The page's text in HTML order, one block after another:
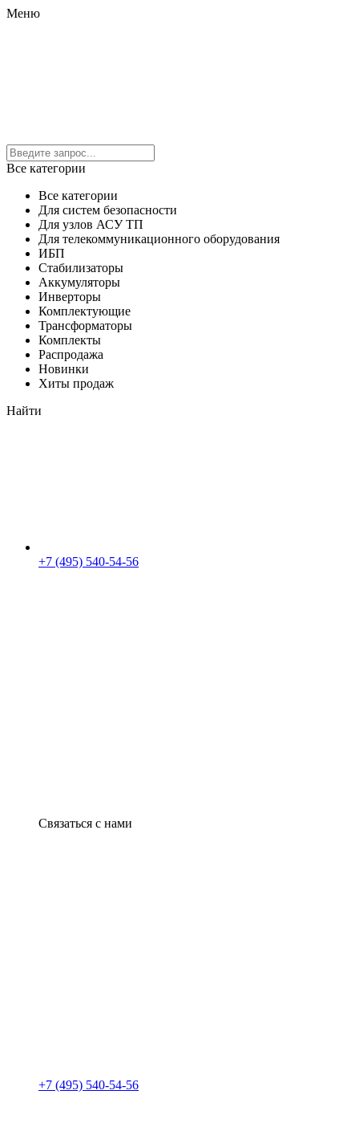
Меню
Все категории
Все категории
Для систем безопасности
Для узлов АСУ ТП
Для телекоммуникационного оборудования
ИБП
Стабилизаторы
Аккумуляторы
Инверторы
Комплектующие
Трансформаторы
Комплекты
Распродажа
Новинки
Хиты продаж
Найти
+7 (495) 540-54-56
Связаться с нами
+7 (495) 540-54-56